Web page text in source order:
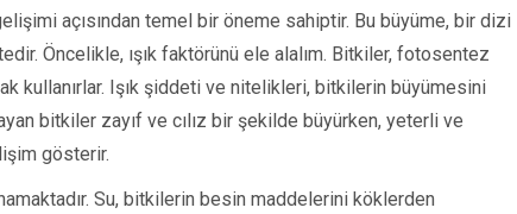
açısından temel bir öneme sahiptir. Bu büyüme, bir dizi
Öncelikle, ışık faktörünü ele alalım. Bitkiler, fotosentez
kullanırlar. Işık şiddeti ve nitelikleri, bitkilerin büyümesini
bitkiler zayıf ve cılız bir şekilde büyürken, yeterli ve
gösterir.
Su, bitkilerin besin maddelerini köklerden